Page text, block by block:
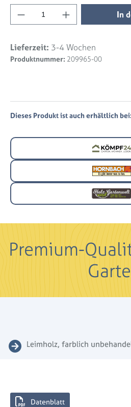
Produkt Anzahl: GibIn
Lieferzeit: 3-4 Wochen
Produktnummer: 209965-00
Dieses Produkt ist auch erhältlich bei:
Premium-
Leimholz, farblich
Datenblatt